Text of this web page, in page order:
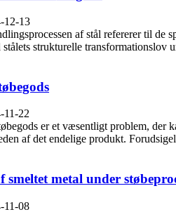
12-13
af ​​stål refererer til de
stålets strukturelle
11-22
er et væsentligt problem, der
af ​​det endelige produkt.
​​smeltet metal under
11-08